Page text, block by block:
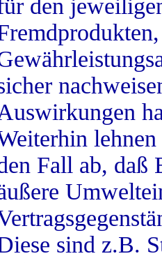
den
Fall ab, daß
sind z.B.